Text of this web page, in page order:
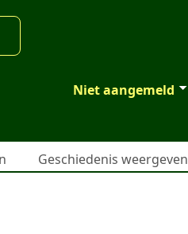
Niet aangemeld
Geschiedenis weergeven